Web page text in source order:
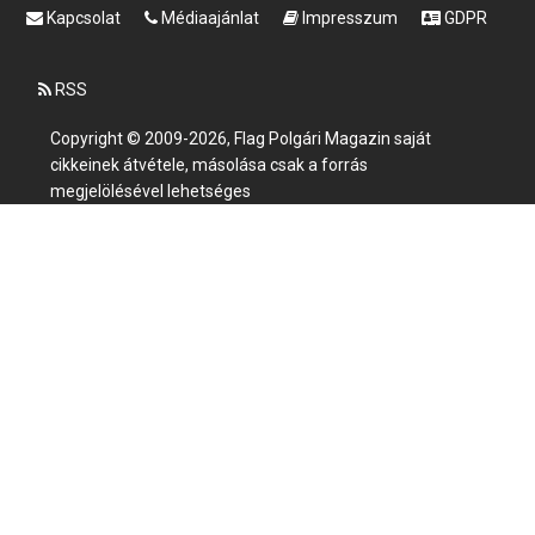
Kapcsolat Médiaajánlat Impresszum GDPR
RSS
Copyright © 2009-2026, Flag Polgári Magazin saját
cikkeinek átvétele, másolása csak a forrás
megjelölésével lehetséges